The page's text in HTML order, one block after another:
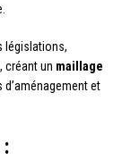
législations,
créant un maillage
et